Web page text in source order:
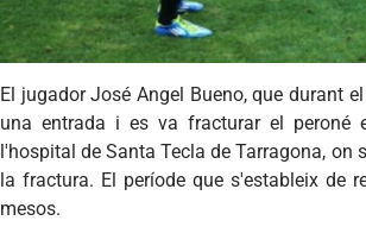
El jugador José Angel Bueno, que durant
una entrada i es va fracturar el peroné
l'hospital de Santa Tecla de Tarragona,
la fractura. El període que s'estableix de
mesos.